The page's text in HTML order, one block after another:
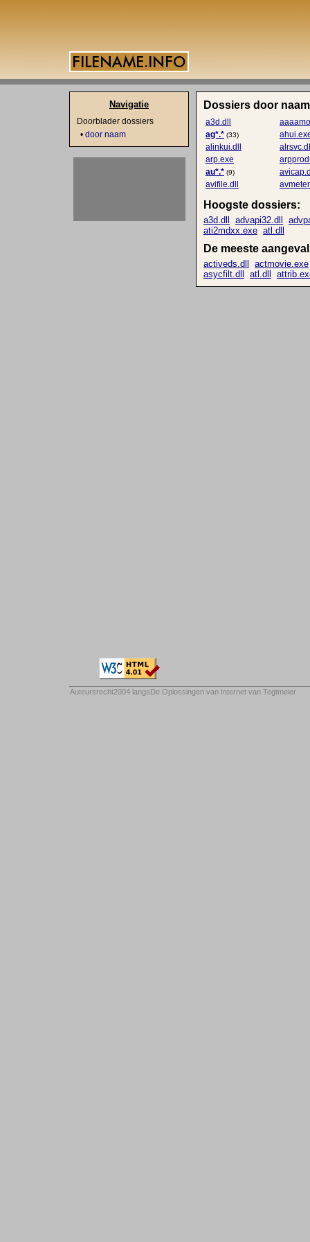
Dossiers door naam
a3d.dll
ag*.* (33)
alinkui.dll
arp.exe
au*.* (9)
avifile.dll
Hoogste dossiers:
a3d.dll advapi32.dll
ati2mdxx.exe atl.dll
De meeste
activeds.dll
actmovie.exe
asycfilt.dll
atl.dll
Navigatie
Doorblader dossiers
• door naam
Auteursrecht2004 langsDe Oplossingen van Internet van Tegtmeier